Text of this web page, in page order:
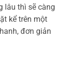
lâu thì sẽ càng
kể trên một
đơn giản